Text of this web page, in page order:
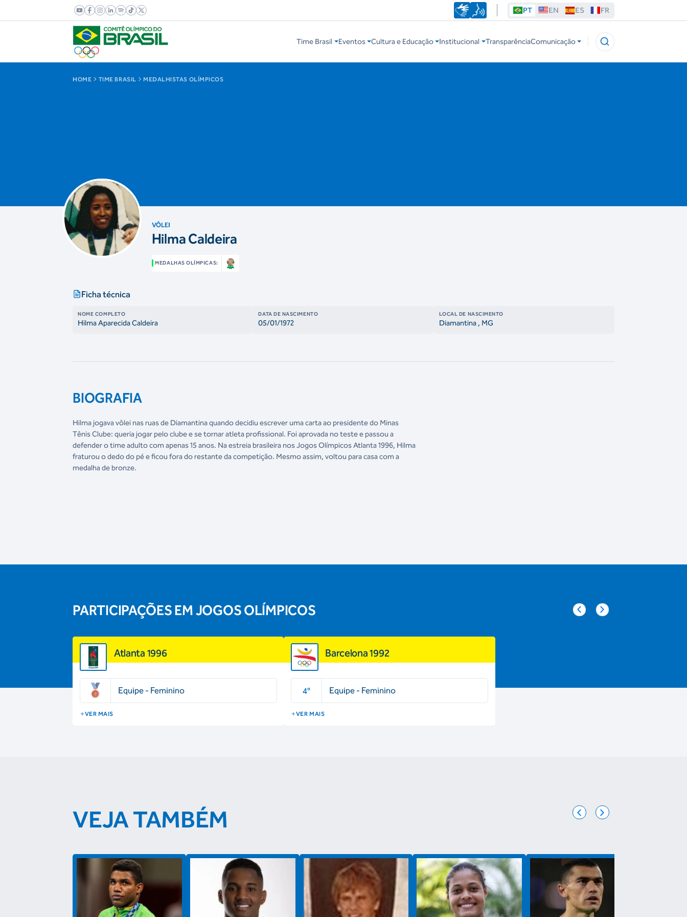
PT EN ES FR
Time Brasil Eventos Cultura e Educação Institucional TransparênciaComunicação
HOME TIME BRASIL MEDALHISTAS OLÍMPICOS
VÔLEI
Hilma Caldeira
MEDALHAS OLÍMPICAS:
Ficha técnica
NOME COMPLETO
Hilma Aparecida Caldeira
DATA DE NASCIMENTO
05/01/1972
LOCAL DE NASCIMENTO
Diamantina , MG
BIOGRAFIA
Hilma jogava vôlei nas ruas de Diamantina quando decidiu escrever uma carta ao presidente do Minas
Tênis Clube: queria jogar pelo clube e se tornar atleta profissional. Foi aprovada no teste e passou a
defender o time adulto com apenas 15 anos. Na estreia brasileira nos Jogos Olímpicos Atlanta 1996, Hilma
fraturou o dedo do pé e ficou fora do restante da competição. Mesmo assim, voltou para casa com a
medalha de bronze.
PARTICIPAÇÕES EM JOGOS OLÍMPICOS
Atlanta 1996
Equipe - Feminino
VER MAIS
Barcelona 1992
4° Equipe - Feminino
VER MAIS
VEJA TAMBÉM